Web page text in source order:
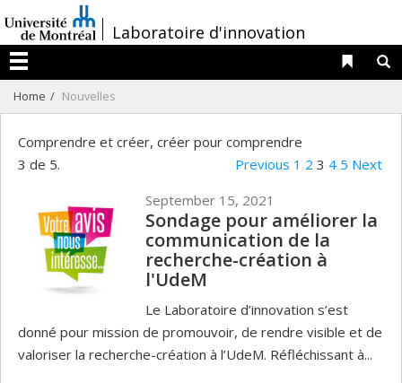
au
contenu
/Laboratoire d'innovation
Menu
Liens
Home Nouvelles
Comprendre et créer, créer pour comprendre
3 de 5.
Previous 1 2 3 4 5 Next
September 15, 2021
Sondage pour améliorer la
communication de la
recherche-création à
l'UdeM
Le Laboratoire d’innovation s’est
donné pour mission de promouvoir, de rendre visible et de
valoriser la recherche-création à l’UdeM. Réfléchissant à...